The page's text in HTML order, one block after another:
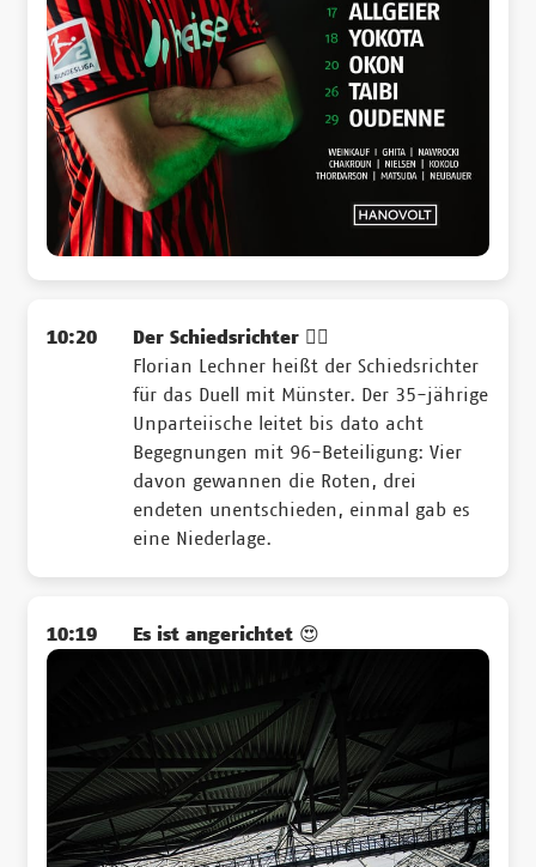
10:20
Der Schiedsrichter 👨‍✈️
Florian Lechner heißt der Schiedsrichter
für das Duell mit Münster. Der 35-jährige
Unparteiische leitet bis dato acht
Begegnungen mit 96-Beteiligung: Vier
davon gewannen die Roten, drei
endeten unentschieden, einmal gab es
eine Niederlage.
10:19 Es ist angerichtet 😍